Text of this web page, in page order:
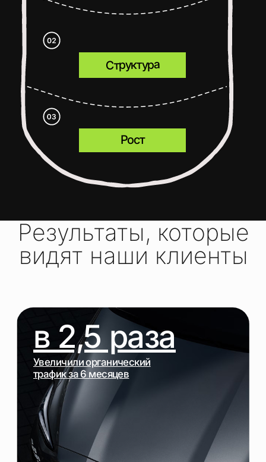
ПОНИМАЕМ ЛОКАЛЬНЫЙ
И МЕЖДУНАРОДНЫЙ
КОНТЕКСТ
ЛОКАЛЬНАЯ
СЕМАНТИКА, КОНТЕНТ И
КОММЕРЧЕСКИЕ
ФАКТОРЫ
СТРУКТУРА,
ЯЗЫКОВЫЕ ВЕРСИИ И
HREFLANG